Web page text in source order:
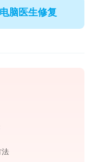
脑医生修复
法